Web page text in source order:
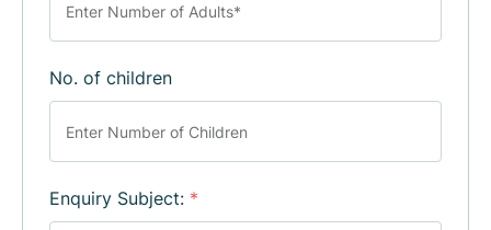
No. of children
Enquiry Subject: *